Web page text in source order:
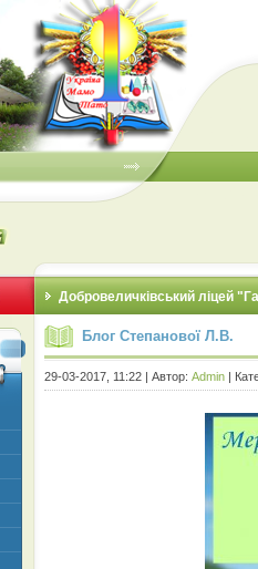
Добровеличківський ліцей
Блог Степанової Л.В.
29-03-2017, 11:22 | Автор: Admin |